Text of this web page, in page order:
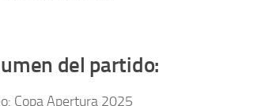
del partido:
Copa Apertura 2025